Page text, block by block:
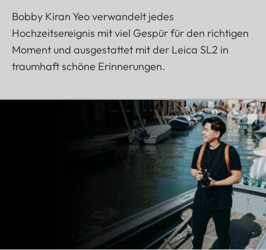
Bobby Kiran Yeo verwandelt jedes
Hochzeitsereignis mit viel Gespür für den richtigen
Moment und ausgestattet mit der Leica SL2 in
traumhaft schöne Erinnerungen.